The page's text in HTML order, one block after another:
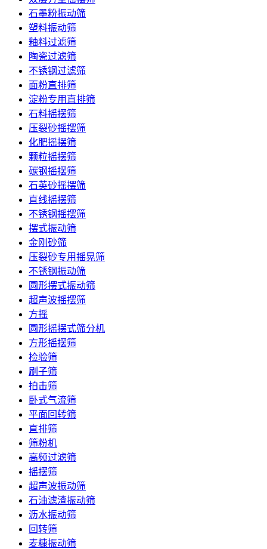
石墨粉振动筛
塑料振动筛
釉料过滤筛
陶瓷过滤筛
不锈钢过滤筛
面粉直排筛
淀粉专用直排筛
石料摇摆筛
压裂砂摇摆筛
化肥摇摆筛
颗粒摇摆筛
碳钢摇摆筛
石英砂摇摆筛
直线摇摆筛
不锈钢摇摆筛
摆式振动筛
金刚砂筛
压裂砂专用摇晃筛
不锈钢振动筛
圆形摆式振动筛
超声波摇摆筛
方摇
圆形摇摆式筛分机
方形摇摆筛
检验筛
刷子筛
拍击筛
卧式气流筛
平面回转筛
直排筛
筛粉机
高频过滤筛
摇摆筛
超声波振动筛
石油滤渣振动筛
沥水振动筛
回转筛
麦糠振动筛